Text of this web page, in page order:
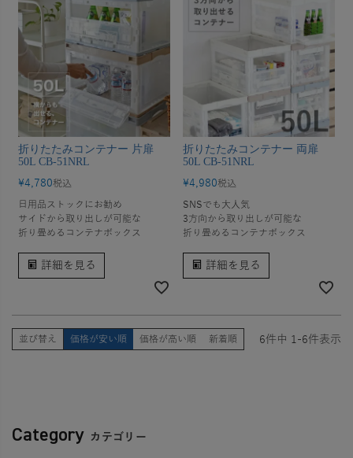
折りたたみコンテナー 片扉
50L CB-51NRL
¥4,780税込
日用品ストックにお勧め
サイドから取り出しが可能な
折り畳めるコンテナボックス
詳細を見る
折りたたみコンテナー 両扉
50L CB-51NRL
¥4,980税込
SNSでも大人気
3方向から取り出しが可能な
折り畳めるコンテナボックス
詳細を見る
並び替え 価格が安い順 価格が高い順 新着順 6件中 1 -6件表示
Category カテゴリー